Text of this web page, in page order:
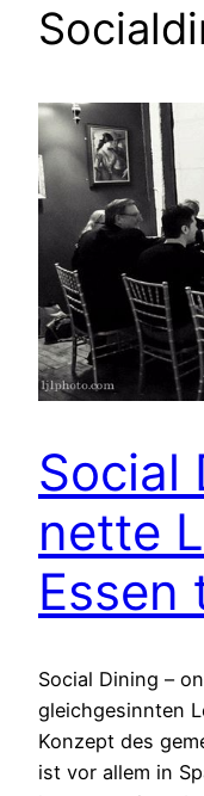
Social
nette
Essen
Social Dining –
gleichgesinnten
Konzept des
ist vor allem in